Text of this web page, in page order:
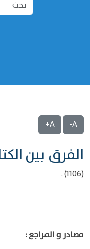
A-
A+
الفرق بين
(1106) .
مصادر و المراجع :